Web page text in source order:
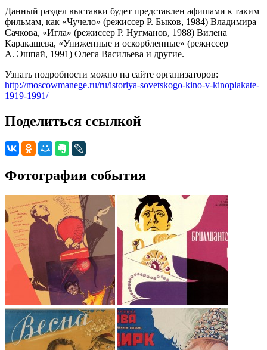
Данный раздел выставки будет представлен афишами к таким
фильмам, как «Чучело» (режиссер Р. Быков, 1984) Владимира
Сачкова, «Игла» (режиссер Р. Нугманов, 1988) Вилена
Каракашева, «Униженные и оскорбленные» (режиссер
А. Эшпай, 1991) Олега Васильева и другие.
Узнать подробности можно на сайте организаторов:
http://moscowmanege.ru/ru/istoriya-sovetskogo-kino-v-kinoplakate-
1919-1991/
Поделиться ссылкой
Фотографии события